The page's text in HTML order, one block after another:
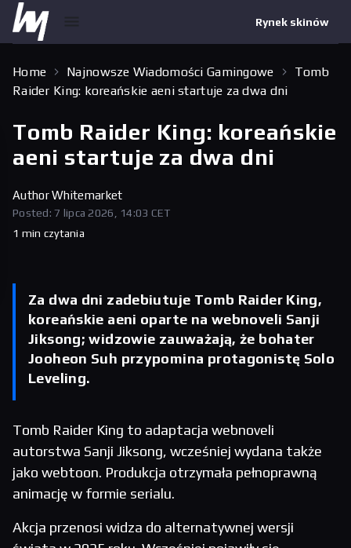
Rynek skinów
Home Najnowsze Wiadomości Gamingowe
Tomb
Raider King: koreańskie aeni startuje za dwa dni
Tomb Raider King: koreańskie
aeni startuje za dwa dni
AuthorWhitemarket
Posted: 7 lipca 2026, 14:03 CET
1 min czytania
Za dwa dni zadebiutuje Tomb Raider King,
koreańskie aeni oparte na webnoveli Sanji
Jiksong; widzowie zauważają, że bohater
Jooheon Suh przypomina protagonistę Solo
Leveling.
Tomb Raider King to adaptacja webnoveli
autorstwa Sanji Jiksong, wcześniej wydana także
jako webtoon. Produkcja otrzymała pełnoprawną
animację w formie serialu.
Akcja przenosi widza do alternatywnej wersji